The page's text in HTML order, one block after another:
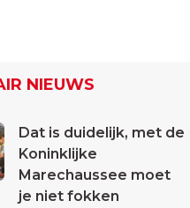
NIEUWS
Dat is duidelijk, met de
Koninklijke
Marechaussee moet
je niet fokken